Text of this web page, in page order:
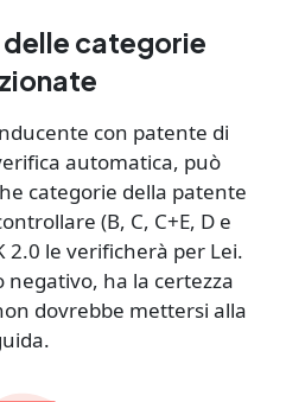
categorie
con patente di
automatica, può
categorie della patente
(B, C, C+E, D e
2.0 le verificherà per Lei.
ha la certezza
dovrebbe mettersi alla